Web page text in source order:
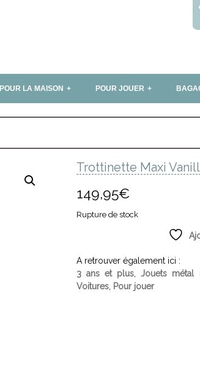
POUR LA MAISON POUR JOUER
Trottinette Maxi
149,95€
Rupture de stock
A retrouver également ici :
3 ans et plus ,Jouets métal
Voitures Pour jouer